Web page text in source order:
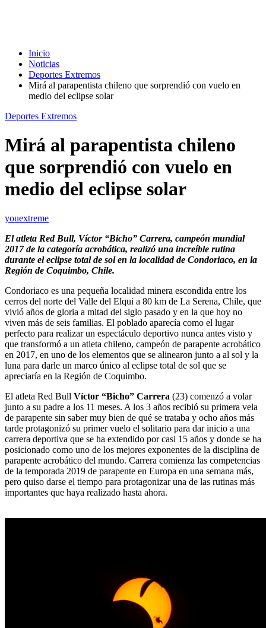
Inicio
Noticias
Deportes Extremos
Mirá al parapentista chileno que sorprendió con vuelo en
medio del eclipse solar
Deportes Extremos
Mirá al parapentista chileno
que sorprendió con vuelo en
medio del eclipse solar
youextreme
El atleta Red Bull, Víctor “Bicho” Carrera, campeón mundial
2017 de la categoría acrobática, realizó una increíble rutina
durante el eclipse total de sol en la localidad de Condoriaco, en la
Región de Coquimbo, Chile.
Condoriaco es una pequeña localidad minera escondida entre los
cerros del norte del Valle del Elqui a 80 km de La Serena, Chile, que
vivió años de gloria a mitad del siglo pasado y en la que hoy no
viven más de seis familias. El poblado aparecía como el lugar
perfecto para realizar un espectáculo deportivo nunca antes visto y
que transformó a un atleta chileno, campeón de parapente acrobático
en 2017, en uno de los elementos que se alinearon junto a al sol y la
luna para darle un marco único al eclipse total de sol que se
apreciaría en la Región de Coquimbo.
El atleta Red Bull Víctor “Bicho” Carrera (23) comenzó a volar
junto a su padre a los 11 meses. A los 3 años recibió su primera vela
de parapente sin saber muy bien de qué se trataba y ocho años más
tarde protagonizó su primer vuelo el solitario para dar inicio a una
carrera deportiva que se ha extendido por casi 15 años y donde se ha
posicionado como uno de los mejores exponentes de la disciplina de
parapente acrobático del mundo. Carrera comienza las competencias
de la temporada 2019 de parapente en Europa en una semana más,
pero quiso darse el tiempo para protagonizar una de las rutinas más
importantes que haya realizado hasta ahora.